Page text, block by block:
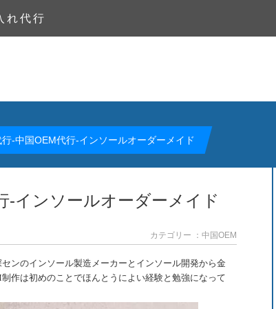
れ代行
-インソールオーダーメイド
カテゴリー ：中国OEM
ンのインソール製造メーカーとインソール開発から金
作は初めのことでほんとうによい経験と勉強になって
-中国OEM代行-インソールオーダーメイド